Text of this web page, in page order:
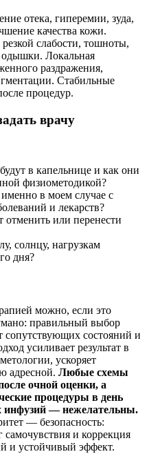
отека, гиперемии, зуда,
качества кожи.
слабости, тошноты,
одышки. Локальная
раздражения,
Стабильные
процедур.
врачу
в капельнице и как они
физиометодикой?
в моем случае с
и лекарств?
или перенести
солнцу, нагрузкам
дня?
можно, если это
правильный выбор
сопутствующих состояний и
усиливает результат в
ускоряет
адресной. Любые схемы
очной оценки, а
процедуры в день
инфузий — нежелательны.
— безопасность:
и коррекция
и устойчивый эффект.